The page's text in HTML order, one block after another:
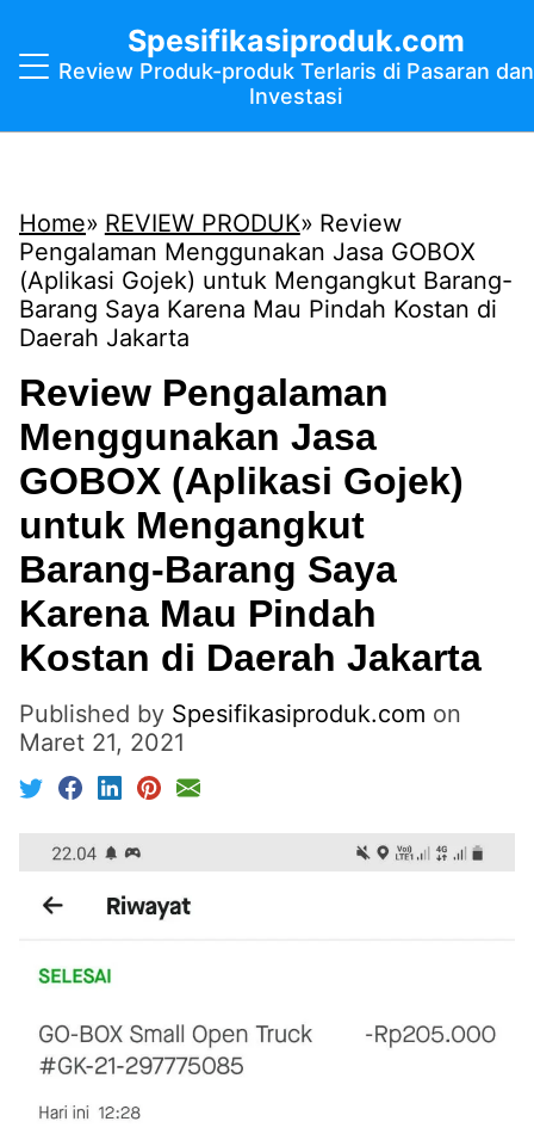
Spesifikasiproduk.com
Review Produk-produk Terlaris di Pasaran dan
Investasi
Home REVIEW PRODUK
Review
Pengalaman Menggunakan Jasa GOBOX
(Aplikasi Gojek) untuk Mengangkut Barang-
Barang Saya Karena Mau Pindah Kostan di
Daerah Jakarta
Review Pengalaman
Menggunakan Jasa
GOBOX (Aplikasi Gojek)
untuk Mengangkut
Barang-Barang Saya
Karena Mau Pindah
Kostan di Daerah Jakarta
Published by Spesifikasiproduk.com on
Maret 21, 2021